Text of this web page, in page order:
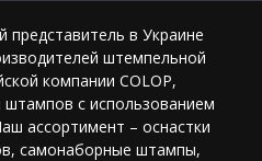
в Украине
штемпельной
компании COLOP,
штампов с использованием
ассортимент – оснастки
самонаборные штампы,